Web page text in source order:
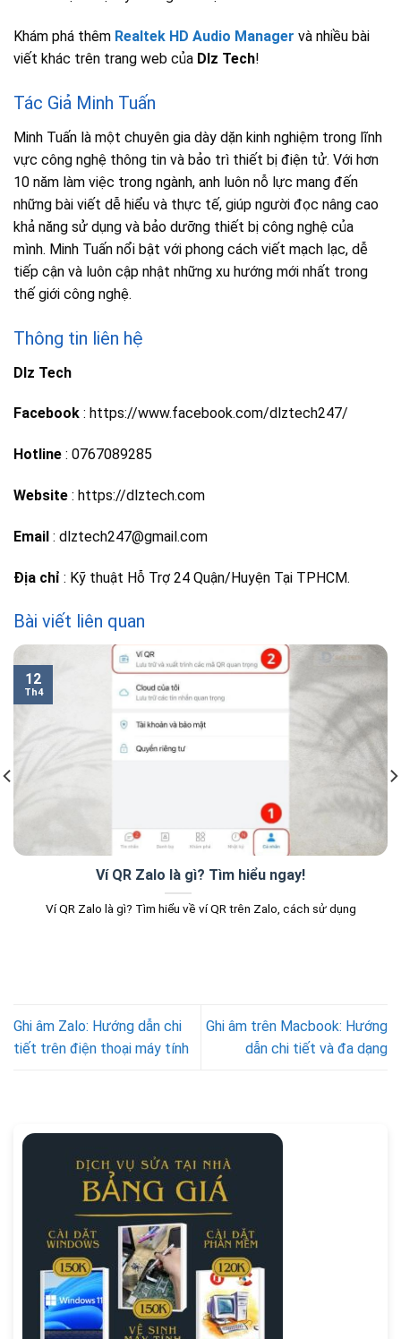
Khám phá thêm Realtek HD Audio Manager và nhiều bài
viết khác trên trang web của Dlz Tech!
Tác Giả Minh Tuấn
Minh Tuấn là một chuyên gia dày dặn kinh nghiệm trong lĩnh
vực công nghệ thông tin và bảo trì thiết bị điện tử. Với hơn
10 năm làm việc trong ngành, anh luôn nỗ lực mang đến
những bài viết dễ hiểu và thực tế, giúp người đọc nâng cao
khả năng sử dụng và bảo dưỡng thiết bị công nghệ của
mình. Minh Tuấn nổi bật với phong cách viết mạch lạc, dễ
tiếp cận và luôn cập nhật những xu hướng mới nhất trong
thế giới công nghệ.
Thông tin liên hệ
Dlz Tech
Facebook : https://www.facebook.com/dlztech247/
Hotline : 0767089285
Website : https://dlztech.com
Email : dlztech247@gmail.com
Địa chỉ : Kỹ thuật Hỗ Trợ 24 Quận/Huyện Tại TPHCM.
Bài viết liên quan
Ví QR Zalo là gì? Tìm hiểu ngay!
Ví QR Zalo là gì? Tìm hiểu về ví QR trên Zalo, cách sử dụng
12
Th4
Ghi âm Zalo: Hướng dẫn chi
tiết trên điện thoại máy tính
Ghi âm trên Macbook: Hướng
dẫn chi tiết và đa dạng